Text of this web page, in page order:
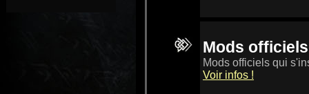
Mods
Mods officiels qui
Voir infos !